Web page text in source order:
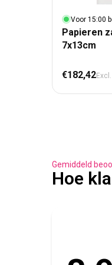
Voor 15:00
Papieren
7x13cm
€182,42
Gemiddeld
Hoe